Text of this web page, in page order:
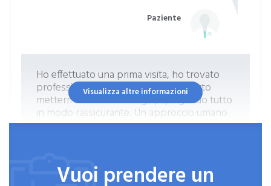
Paziente
Ho effettuato una prima visita, ho trovato
professionalità e delicatezza. Ha saputo
mettermi subito a mio agio, spiegando tutto
in modo rassicurante. Un approccio umano
e competente.
Paziente
Visualizza altre informazioni
Vuoi prendere un